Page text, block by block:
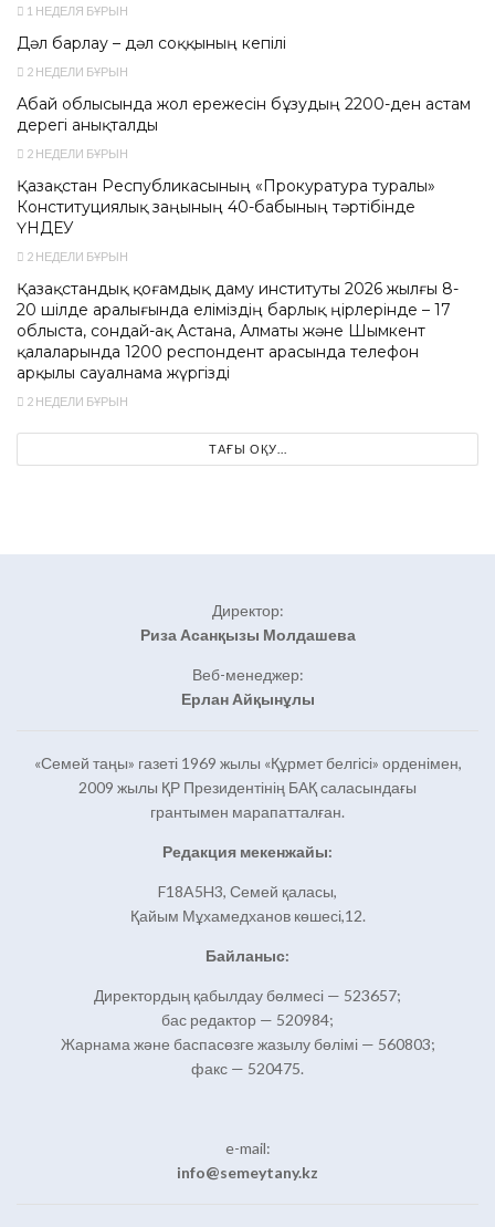
1 НЕДЕЛЯ БҰРЫН
Дәл барлау – дәл соққының кепілі
2 НЕДЕЛИ БҰРЫН
Абай облысында жол ережесін бұзудың 2200-ден астам
дерегі анықталды
2 НЕДЕЛИ БҰРЫН
Қазақстан Республикасының «Прокуратура туралы»
Конституциялық заңының 40-бабының тәртібінде
ҮНДЕУ
2 НЕДЕЛИ БҰРЫН
Қазақстандық қоғамдық даму институты 2026 жылғы 8-
20 шілде аралығында еліміздің барлық өңірлерінде – 17
облыста, сондай-ақ Астана, Алматы және Шымкент
қалаларында 1200 респондент арасында телефон
арқылы сауалнама жүргізді
2 НЕДЕЛИ БҰРЫН
ТАҒЫ ОҚУ...
Директор:
Риза Асанқызы Молдашева
Веб-менеджер:
Ерлан Айқынұлы
«Семей таңы» газеті 1969 жылы «Құрмет белгісі» орденімен,
2009 жылы ҚР Президентінің БАҚ саласындағы
грантымен марапатталған.
Редакция мекенжайы:
F18A5H3, Семей қаласы,
Қайым Мұхамедханов көшесі,12.
Байланыс:
Директордың қабылдау бөлмесі — 523657;
бас редактор — 520984;
Жарнама және баспасөзге жазылу бөлімі — 560803;
факс — 520475.
e-mail:
info@semeytany.kz